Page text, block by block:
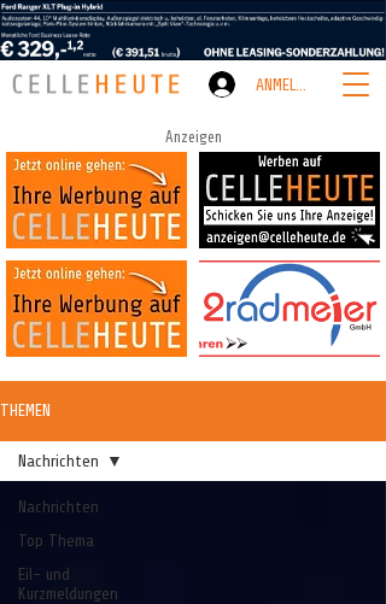
ANMELDEN
Anzeigen
THEMEN
Nachrichten
Top Thema
Eil- und
Kurzmeldungen
Nachrichten